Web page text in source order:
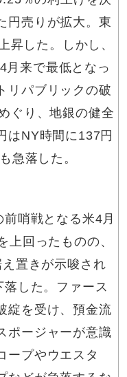
円売りが拡大。東
昇した。しかし、
月来で最低となっ
リパブリックの破
ぐり、地銀の健全
はNY時間に137円
急落した。
哨戦となる米4月
上回ったものの、
置きが示唆され
した。ファース
綻を受け、預金流
ポージャーが意識
ープやウエスタ